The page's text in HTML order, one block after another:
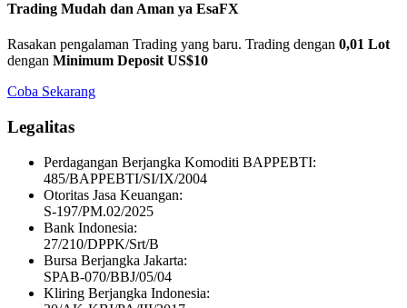
Trading Mudah dan Aman ya EsaFX
Rasakan pengalaman Trading yang baru. Trading dengan 0,01 Lot
dengan Minimum Deposit US$10
Coba Sekarang
Legalitas
Perdagangan Berjangka Komoditi BAPPEBTI:
485/BAPPEBTI/SI/IX/2004
Otoritas Jasa Keuangan:
S-197/PM.02/2025
Bank Indonesia:
27/210/DPPK/Srt/B
Bursa Berjangka Jakarta:
SPAB-070/BBJ/05/04
Kliring Berjangka Indonesia: